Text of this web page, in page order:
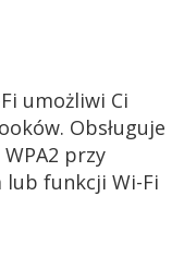
umożliwi Ci
Obsługuje
przy
lub funkcji Wi-Fi